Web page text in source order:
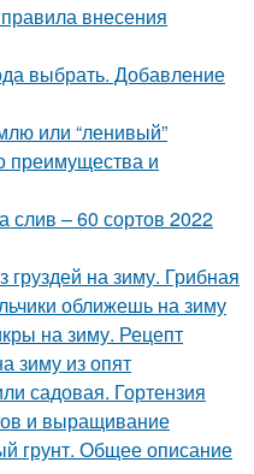
внесения
выбрать. Добавление
или “ленивый”
преимущества и
слив – 60 сортов 2022
груздей на зиму. Грибная
оближешь на зиму
на зиму. Рецепт
зиму из опят
садовая. Гортензия
и выращивание
грунт. Общее описание